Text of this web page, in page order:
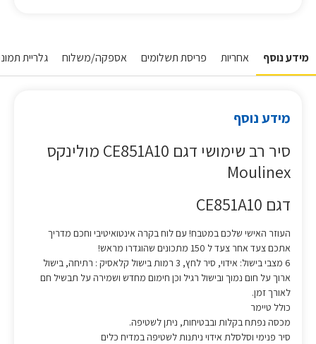
מידע נוסף אחריות פריסת תשלומים אספקה/משלוח גלריית
מידע נוסף
סיר רב שימושי דגם CE851A10 מולינקס
Moulinex
דגם CE851A10
העוזר האישי שלכם במטבח! עם לוח בקרה אינטואיטיבי וחכם מדריך
אתכם צעד אחר צעד ל 150 מתכונים שהוגדרו מראש!
6 מצבי בישול: אידוי, סיר לחץ, 3 רמות בישול קלאסיק : רתיחה, בישול
ארוך על חום נמוך ובישול רגיל וכן חימום מחדש ושמירה על תבשיל חם
לאורך זמן.
כולל טיימר
מכסה נפתח בקלות ובבטיחות, ניתן לשטיפה.
סיר פנימי וסלסלת אידוי ניתנות לשטיפה במדיח כלים